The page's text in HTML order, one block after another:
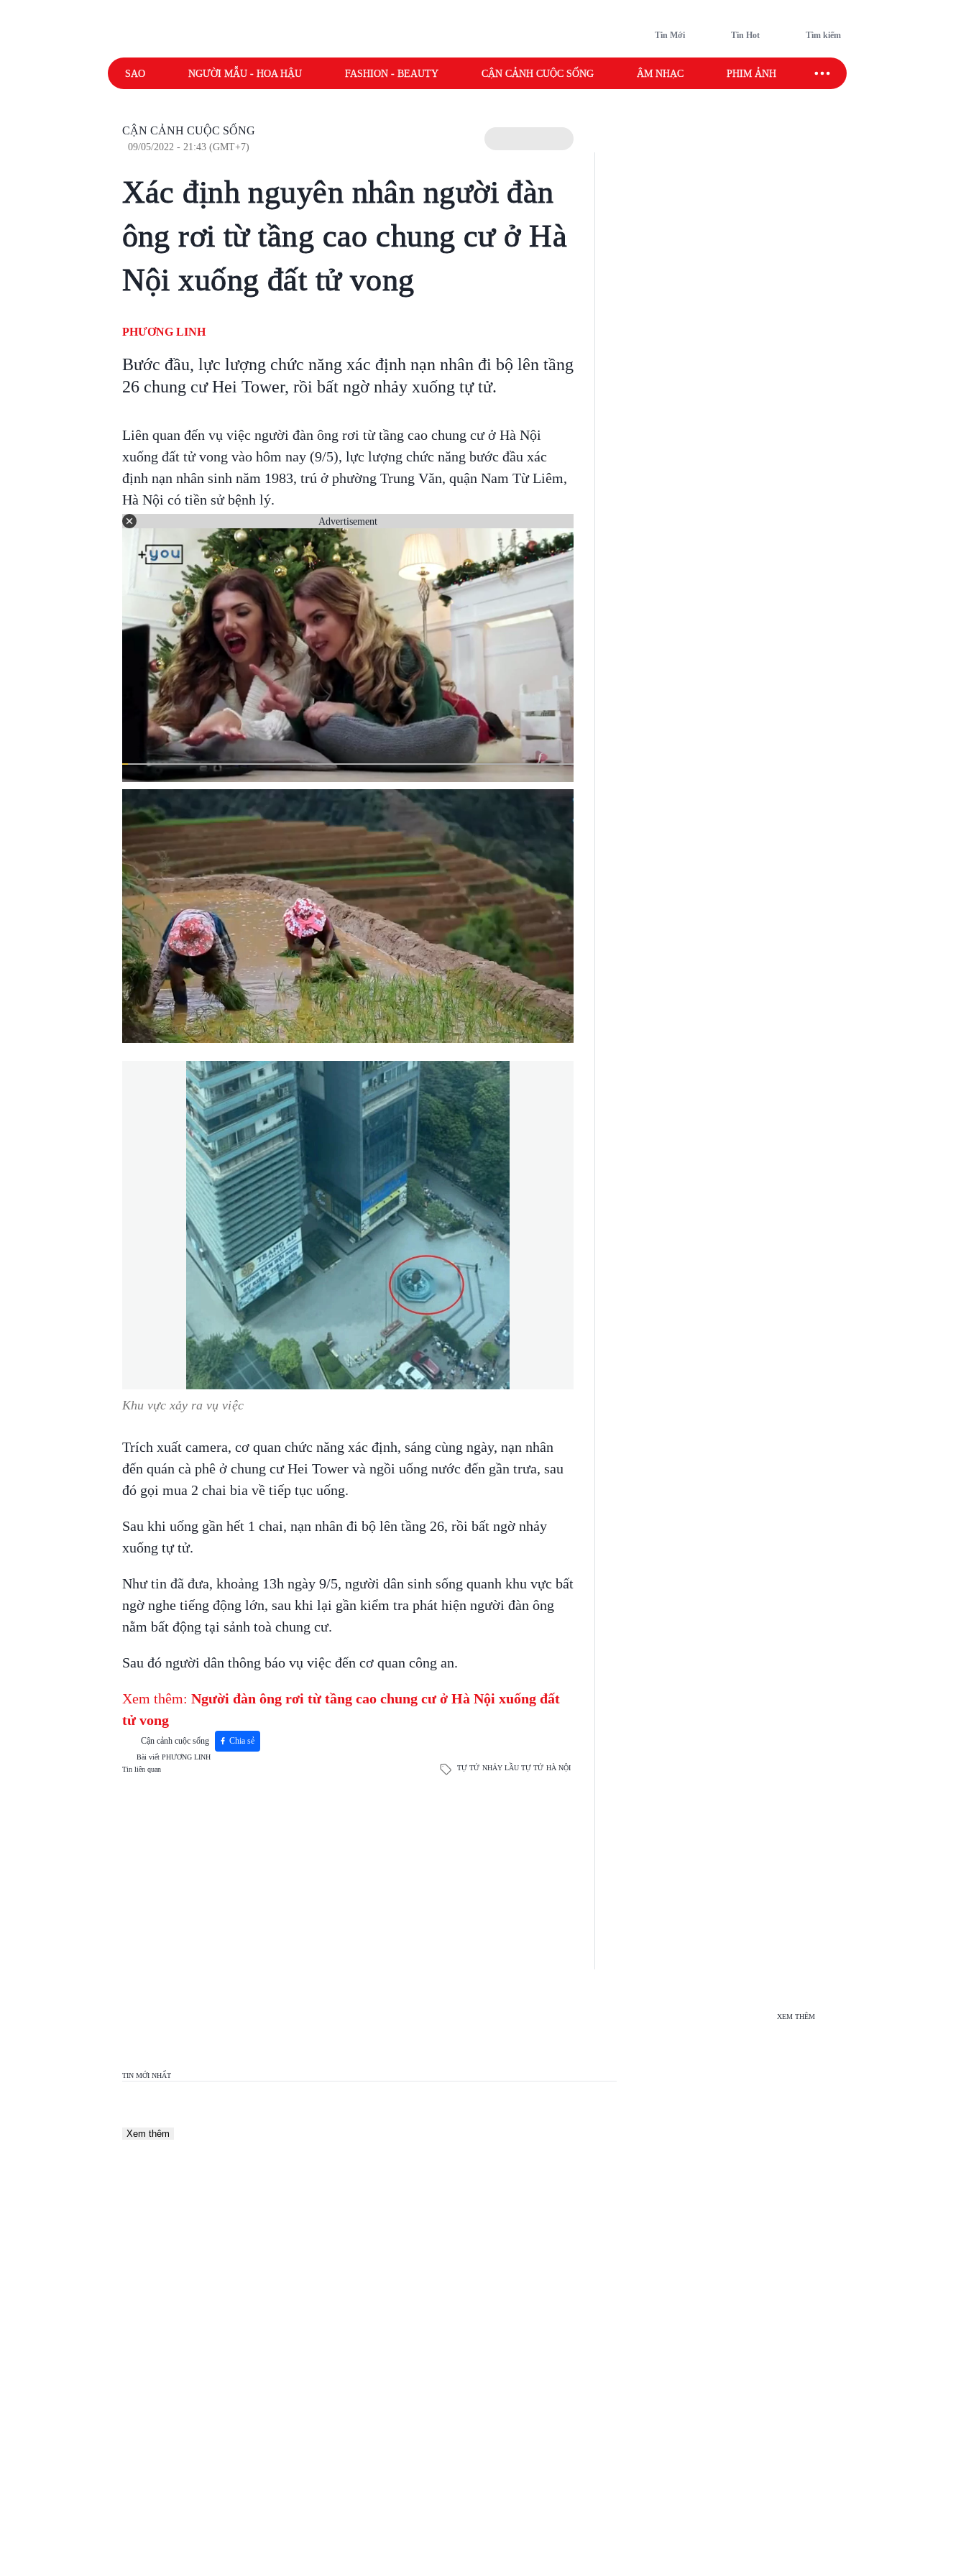
Tin Mới Tin Hot Tìm kiếm
SAO NGƯỜI MẪU - HOA HẬU FASHION - BEAUTY CẬN CẢNH CUỘC SỐNG ÂM NHẠC PHIM ẢNH SAO SPORT
CẬN CẢNH CUỘC SỐNG
09/05/2022 - 21:43 (GMT+7)
Xác định nguyên nhân người đàn
ông rơi từ tầng cao chung cư ở Hà
Nội xuống đất tử vong
PHƯƠNG LINH
Bước đầu, lực lượng chức năng xác định nạn nhân đi bộ lên tầng
26 chung cư Hei Tower, rồi bất ngờ nhảy xuống tự tử.
Liên quan đến vụ việc người đàn ông rơi từ tầng cao chung cư ở Hà Nội
xuống đất tử vong vào hôm nay (9/5), lực lượng chức năng bước đầu xác
định nạn nhân sinh năm 1983, trú ở phường Trung Văn, quận Nam Từ Liêm,
Hà Nội có tiền sử bệnh lý.
Advertisement
Khu vực xảy ra vụ việc
Trích xuất camera, cơ quan chức năng xác định, sáng cùng ngày, nạn nhân
đến quán cà phê ở chung cư Hei Tower và ngồi uống nước đến gần trưa, sau
đó gọi mua 2 chai bia về tiếp tục uống.
Sau khi uống gần hết 1 chai, nạn nhân đi bộ lên tầng 26, rồi bất ngờ nhảy
xuống tự tử.
Như tin đã đưa, khoảng 13h ngày 9/5, người dân sinh sống quanh khu vực bất
ngờ nghe tiếng động lớn, sau khi lại gần kiểm tra phát hiện người đàn ông
nằm bất động tại sảnh toà chung cư.
Sau đó người dân thông báo vụ việc đến cơ quan công an.
Xem thêm: Người đàn ông rơi từ tầng cao chung cư ở Hà Nội xuống đất
tử vong
Cận cảnh cuộc sống Chia sẻ
Bài viết PHƯƠNG LINH
Tin liên quan
TỰ TỬ NHẢY LẦU TỰ TỬ HÀ NỘI
XEM THÊM
TIN MỚI NHẤT
Xem thêm